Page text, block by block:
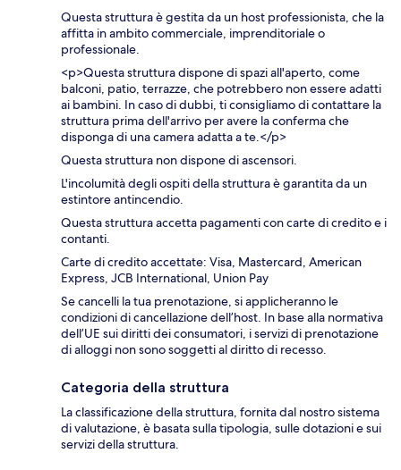
Questa struttura è gestita da un host professionista, che la
affitta in ambito commerciale, imprenditoriale o
professionale.
<p>Questa struttura dispone di spazi all'aperto, come
balconi, patio, terrazze, che potrebbero non essere adatti
ai bambini. In caso di dubbi, ti consigliamo di contattare la
struttura prima dell'arrivo per avere la conferma che
disponga di una camera adatta a te.</p>
Questa struttura non dispone di ascensori.
L'incolumità degli ospiti della struttura è garantita da un
estintore antincendio.
Questa struttura accetta pagamenti con carte di credito e i
contanti.
Carte di credito accettate: Visa, Mastercard, American
Express, JCB International, Union Pay
Se cancelli la tua prenotazione, si applicheranno le
condizioni di cancellazione dell’host. In base alla normativa
dell’UE sui diritti dei consumatori, i servizi di prenotazione
di alloggi non sono soggetti al diritto di recesso.
Categoria della struttura
La classificazione della struttura, fornita dal nostro sistema
di valutazione, è basata sulla tipologia, sulle dotazioni e sui
servizi della struttura.